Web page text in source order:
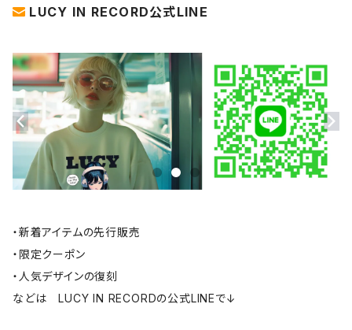
LUCY IN RECORD公式LINE
・新着アイテムの先行販売
・限定クーポン
・人気デザインの復刻
などは LUCY IN RECORDの公式LINEで↓